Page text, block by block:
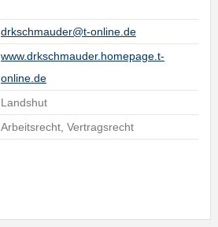
drkschmauder@t-online.de
www.drkschmauder.homepage.t-
online.de
Landshut
Arbeitsrecht, Vertragsrecht